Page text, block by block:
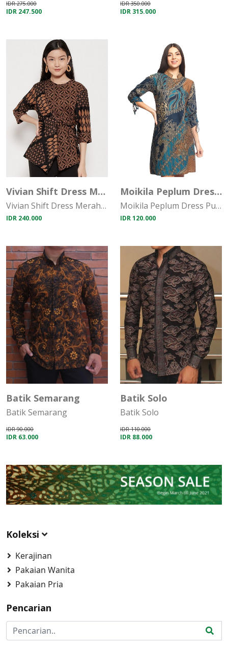
IDR 275.000
IDR 247.500
IDR 350.000
IDR 315.000
Vivian Shift Dress Merah Muda
Vivian Shift Dress Merah Muda
IDR 240.000
Moikila Peplum Dress Putih
Moikila Peplum Dress Putih
IDR 120.000
30%
Batik Semarang
Batik Semarang
IDR 90.000
IDR 63.000
20%
Batik Solo
Batik Solo
IDR 110.000
IDR 88.000
Koleksi
Kerajinan
Pakaian Wanita
Pakaian Pria
Pencarian